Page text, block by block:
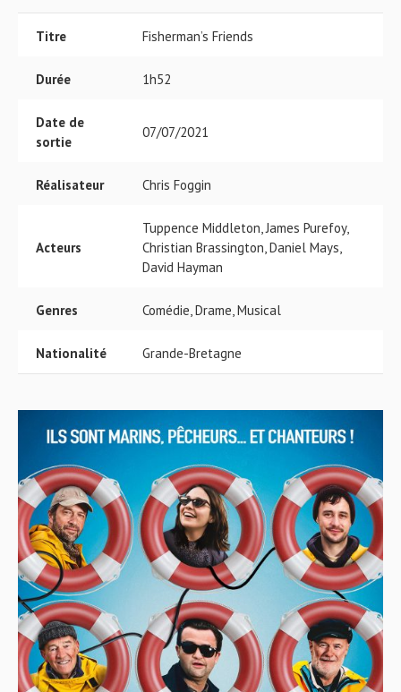
Titre Fisherman’s Friends
Durée 1h52
Date de
sortie
07/07/2021
Réalisateur Chris Foggin
Acteurs
Tuppence Middleton, James Purefoy,
Christian Brassington, Daniel Mays,
David Hayman
Genres Comédie, Drame, Musical
Nationalité Grande-Bretagne